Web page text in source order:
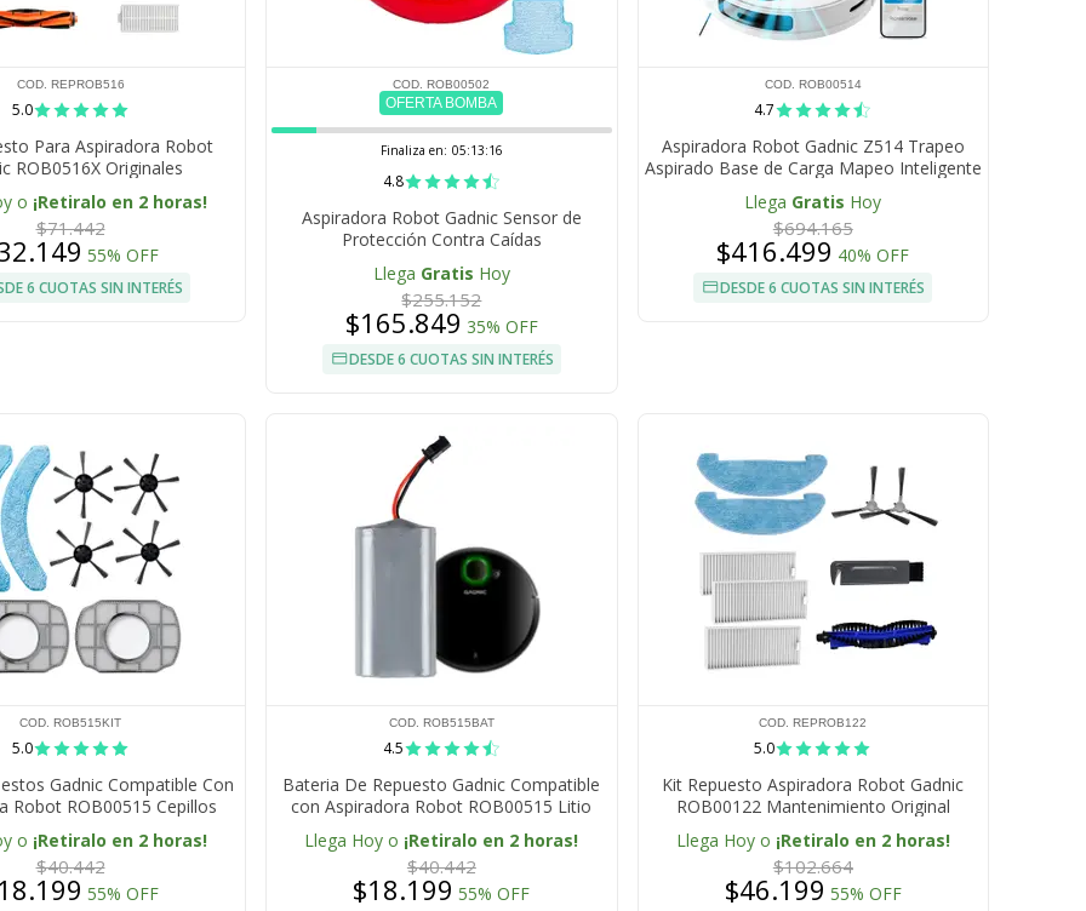
COD. REPROB516
5.0
Para Aspiradora Robot
ROB0516X Originales
o ¡Retiralo en 2 horas!
$71.442
55% OFF
6 CUOTAS SIN INTERÉS
COD. ROB00502
OFERTA BOMBA
Finaliza en: 05:13:15
4.8
Aspiradora Robot Gadnic Sensor de
Protección Contra Caídas
Llega Gratis Hoy
$255.152
$165.849 35% OFF
DESDE 6 CUOTAS SIN INTERÉS
COD. ROB00514
4.7
Aspiradora Robot Gadnic Z514 Trapeo
Aspirado Base de Carga Mapeo Inteligente
App Control
Llega Gratis Hoy
$694.165
$416.499 40% OFF
DESDE 6 CUOTAS SIN INTERÉS
COD. ROB515KIT
5.0
Gadnic Compatible Con
Robot ROB00515 Cepillos
Filtros Mopas
o ¡Retiralo en 2 horas!
$40.442
55% OFF
COD. ROB515BAT
4.5
Bateria De Repuesto Gadnic Compatible
con Aspiradora Robot ROB00515 Litio
Llega Hoy o ¡Retiralo en 2 horas!
$40.442
$18.199 55% OFF
COD. REPROB122
5.0
Kit Repuesto Aspiradora Robot Gadnic
ROB00122 Mantenimiento Original
Llega Hoy o ¡Retiralo en 2 horas!
$102.664
$46.199 55% OFF